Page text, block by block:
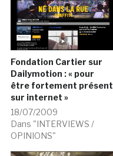
Fondation Cartier sur
Dailymotion : « pour
être fortement présent
sur internet »
18/07/2009
Dans "INTERVIEWS /
OPINIONS"